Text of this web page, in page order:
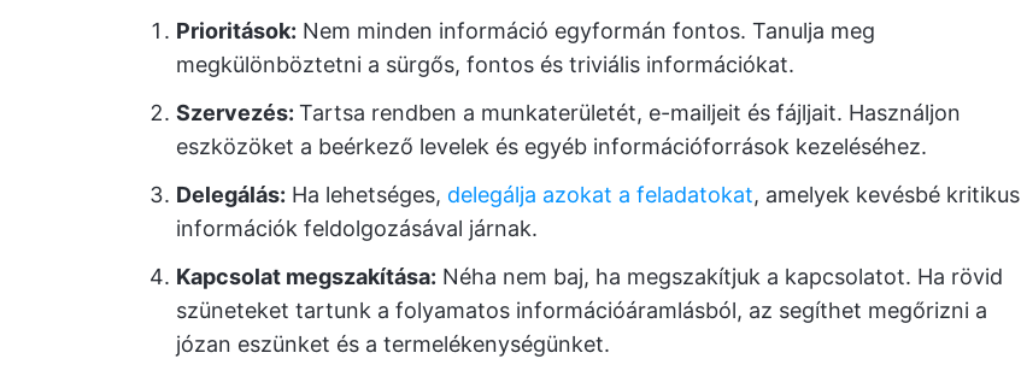
Prioritások: Nem minden információ egyformán fontos. Tanulja meg
megkülönböztetni a sürgős, fontos és triviális információkat.
Szervezés: Tartsa rendben a munkaterületét, e-mailjeit és fájljait. Használjon
eszközöket a beérkező levelek és egyéb információforrások kezeléséhez.
Delegálás: Ha lehetséges, delegálja azokat a feladatokat, amelyek kevésbé kritikus
információk feldolgozásával járnak.
Kapcsolat megszakítása: Néha nem baj, ha megszakítjuk a kapcsolatot. Ha rövid
szüneteket tartunk a folyamatos információáramlásból, az segíthet megőrizni a
józan eszünket és a termelékenységünket.